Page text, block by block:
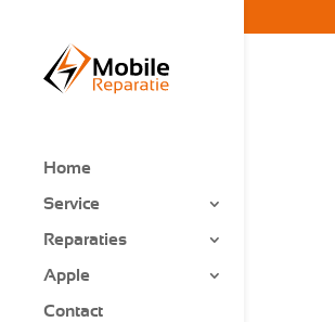
Home
Service
Reparaties
Apple
Contact